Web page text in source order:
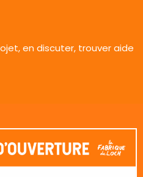
en discuter, trouver aide